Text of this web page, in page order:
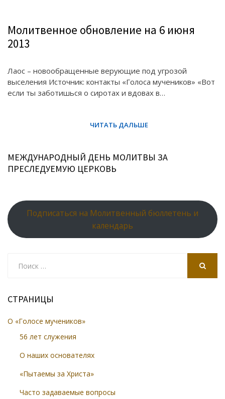
Молитвенное обновление на 6 июня
2013
Лаос – новообращенные верующие под угрозой
выселения Источник: контакты «Голоса мучеников» «Вот
если ты заботишься о сиротах и вдовах в…
МЕЖДУНАРОДНЫЙ ДЕНЬ МОЛИТВЫ ЗА
ПРЕСЛЕДУЕМУЮ ЦЕРКОВЬ
Подписаться на Молитвенный бюллетень и
календарь
СТРАНИЦЫ
О «Голосе мучеников»
56 лет служения
О наших основателях
«Пытаемы за Христа»
Часто задаваемые вопросы